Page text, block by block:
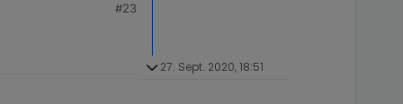
#23
27. Sept. 2020, 18:51